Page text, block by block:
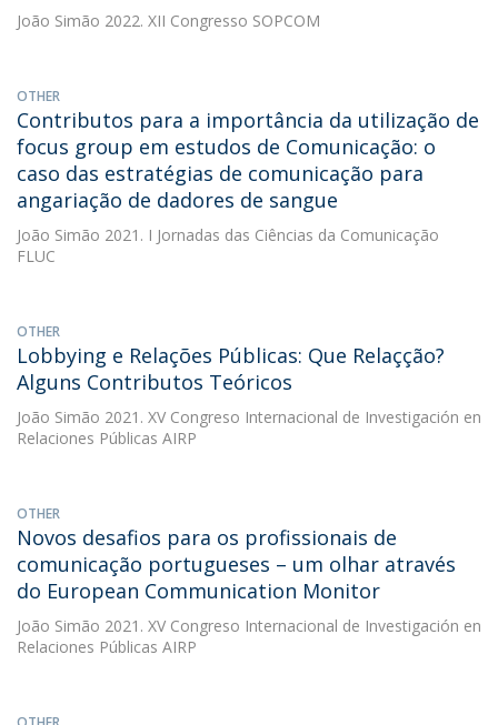
João Simão 2022. XII Congresso SOPCOM
OTHER
Contributos para a importância da utilização de
focus group em estudos de Comunicação: o
caso das estratégias de comunicação para
angariação de dadores de sangue
João Simão 2021. I Jornadas das Ciências da Comunicação
FLUC
OTHER
Lobbying e Relações Públicas: Que Relaçção?
Alguns Contributos Teóricos
João Simão 2021. XV Congreso Internacional de Investigación en
Relaciones Públicas AIRP
OTHER
Novos desafios para os profissionais de
comunicação portugueses – um olhar através
do European Communication Monitor
João Simão 2021. XV Congreso Internacional de Investigación en
Relaciones Públicas AIRP